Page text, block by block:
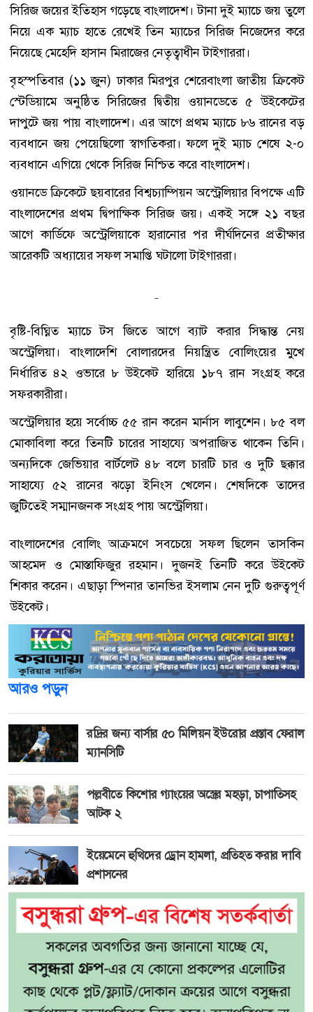
সিরিজ জয়ের ইতিহাস গড়েছে বাংলাদেশ। টানা দুই ম্যাচে জয় তুলে
নিয়ে এক ম্যাচ হাতে রেখেই তিন ম্যাচের সিরিজ নিজেদের করে
নিয়েছে মেহেদি হাসান মিরাজের নেতৃত্বাধীন টাইগাররা।
বৃহস্পতিবার (১১ জুন) ঢাকার মিরপুর শেরেবাংলা জাতীয় ক্রিকেট
স্টেডিয়ামে অনুষ্ঠিত সিরিজের দ্বিতীয় ওয়ানডেতে ৫ উইকেটের
দাপুটে জয় পায় বাংলাদেশ। এর আগে প্রথম ম্যাচে ৮৬ রানের বড়
ব্যবধানে জয় পেয়েছিলো স্বাগতিকরা। ফলে দুই ম্যাচ শেষে ২-০
ব্যবধানে এগিয়ে থেকে সিরিজ নিশ্চিত করে বাংলাদেশ।
ওয়ানডে ক্রিকেটে ছয়বারের বিশ্বচ্যাম্পিয়ন অস্ট্রেলিয়ার বিপক্ষে এটি
বাংলাদেশের প্রথম দ্বিপাক্ষিক সিরিজ জয়। একই সঙ্গে ২১ বছর
আগে কার্ডিফে অস্ট্রেলিয়াকে হারানোর পর দীর্ঘদিনের প্রতীক্ষার
আরেকটি অধ্যায়ের সফল সমাপ্তি ঘটালো টাইগাররা।
বৃষ্টি-বিঘ্নিত ম্যাচে টস জিতে আগে ব্যাট করার সিদ্ধান্ত নেয়
অস্ট্রেলিয়া। বাংলাদেশি বোলারদের নিয়ন্ত্রিত বোলিংয়ের মুখে
নির্ধারিত ৪২ ওভারে ৮ উইকেট হারিয়ে ১৮৭ রান সংগ্রহ করে
সফরকারীরা।
অস্ট্রেলিয়ার হয়ে সর্বোচ্চ ৫৫ রান করেন মার্নাস লাবুশেন। ৮৫ বল
মোকাবিলা করে তিনটি চারের সাহায্যে অপরাজিত থাকেন তিনি।
অন্যদিকে জেভিয়ার বার্টলেট ৪৮ বলে চারটি চার ও দুটি ছক্কার
সাহায্যে ৫২ রানের ঝড়ো ইনিংস খেলেন। শেষদিকে তাদের
জুটিতেই সম্মানজনক সংগ্রহ পায় অস্ট্রেলিয়া।
বাংলাদেশের বোলিং আক্রমণে সবচেয়ে সফল ছিলেন তাসকিন
আহমেদ ও মোস্তাফিজুর রহমান। দুজনই তিনটি করে উইকেট
শিকার করেন। এছাড়া স্পিনার তানভির ইসলাম নেন দুটি গুরুত্বপূর্ণ
উইকেট।
আরও পড়ুন
রদ্রির জন্য বার্সার ৫০ মিলিয়ন ইউরোর প্রস্তাব ফেরাল
ম্যানসিটি
পল্লবীতে কিশোর গ্যাংয়ের অস্ত্রের মহড়া, চাপাতিসহ
আটক ২
ইয়েমেনে হুথিদের ড্রোন হামলা, প্রতিহত করার দাবি
প্রশাসনের